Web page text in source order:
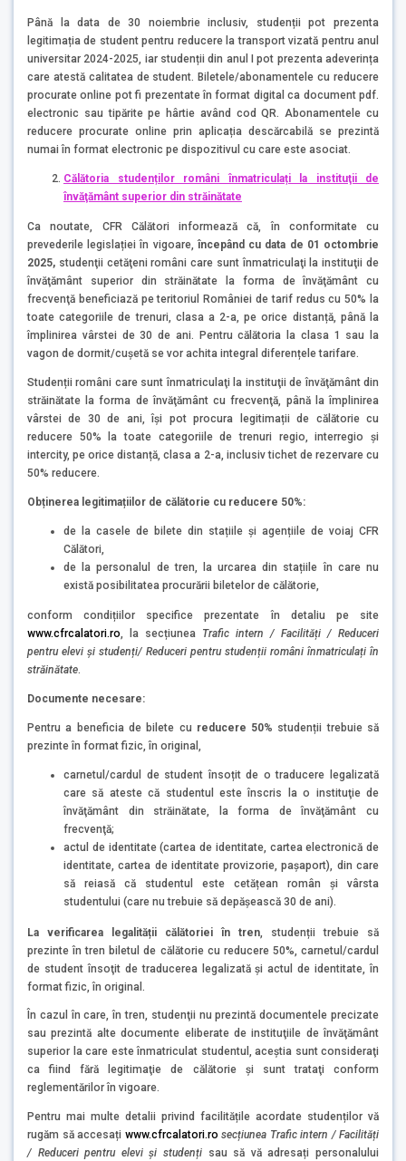
Până la data de 30 noiembrie inclusiv, studenții pot prezenta
legitimația de student pentru reducere la transport vizată pentru anul
universitar 2024-2025, iar studenții din anul I pot prezenta adeverința
care atestă calitatea de student. Biletele/abonamentele cu reducere
procurate online pot fi prezentate în format digital ca document pdf.
electronic sau tipărite pe hârtie având cod QR. Abonamentele cu
reducere procurate online prin aplicația descărcabilă se prezintă
numai în format electronic pe dispozitivul cu care este asociat.
Călătoria studenților români înmatriculați la instituţii de
învăţământ superior din străinătate
Ca noutate, CFR Călători informează că, în conformitate cu
prevederile legislației în vigoare, începând cu data de 01 octombrie
2025, studenţii cetăţeni români care sunt înmatriculaţi la instituţii de
învăţământ superior din străinătate la forma de învăţământ cu
frecvenţă beneficiază pe teritoriul României de tarif redus cu 50% la
toate categoriile de trenuri, clasa a 2-a, pe orice distanță, până la
împlinirea vârstei de 30 de ani. Pentru călătoria la clasa 1 sau la
vagon de dormit/cușetă se vor achita integral diferențele tarifare.
Studenții români care sunt înmatriculaţi la instituţii de învăţământ din
străinătate la forma de învăţământ cu frecvenţă, până la împlinirea
vârstei de 30 de ani, își pot procura legitimații de călătorie cu
reducere 50% la toate categoriile de trenuri regio, interregio și
intercity, pe orice distanță, clasa a 2-a, inclusiv tichet de rezervare cu
50% reducere.
Obținerea legitimațiilor de călătorie cu reducere 50%:
de la casele de bilete din stațiile și agențiile de voiaj CFR
Călători,
de la personalul de tren, la urcarea din stațiile în care nu
există posibilitatea procurării biletelor de călătorie,
conform condițiilor specifice prezentate în detaliu pe site
www.cfrcalatori.ro, la secțiunea Trafic intern / Facilități / Reduceri
pentru elevi și studenți/ Reduceri pentru studenții români înmatriculați în
străinătate.
Documente necesare:
Pentru a beneficia de bilete cu reducere 50% studenții trebuie să
prezinte în format fizic, în original,
carnetul/cardul de student însoțit de o traducere legalizată
care să ateste că studentul este înscris la o instituţie de
învăţământ din străinătate, la forma de învăţământ cu
frecvenţă;
actul de identitate (cartea de identitate, cartea electronică de
identitate, cartea de identitate provizorie, pașaport), din care
să reiasă că studentul este cetățean român și vârsta
studentului (care nu trebuie să depășească 30 de ani).
La verificarea legalității călătoriei în tren , studenții trebuie să
prezinte în tren biletul de călătorie cu reducere 50%, carnetul/cardul
de student însoţit de traducerea legalizată și actul de identitate, în
format fizic, în original.
În cazul în care, în tren, studenţii nu prezintă documentele precizate
sau prezintă alte documente eliberate de instituţiile de învăţământ
superior la care este înmatriculat studentul, aceştia sunt consideraţi
ca fiind fără legitimaţie de călătorie şi sunt trataţi conform
reglementărilor în vigoare.
Pentru mai multe detalii privind facilitățile acordate studenților vă
rugăm să accesați www.cfrcalatori.ro secțiunea Trafic intern / Facilități
/ Reduceri pentru elevi și studenți sau să vă adresați personalului